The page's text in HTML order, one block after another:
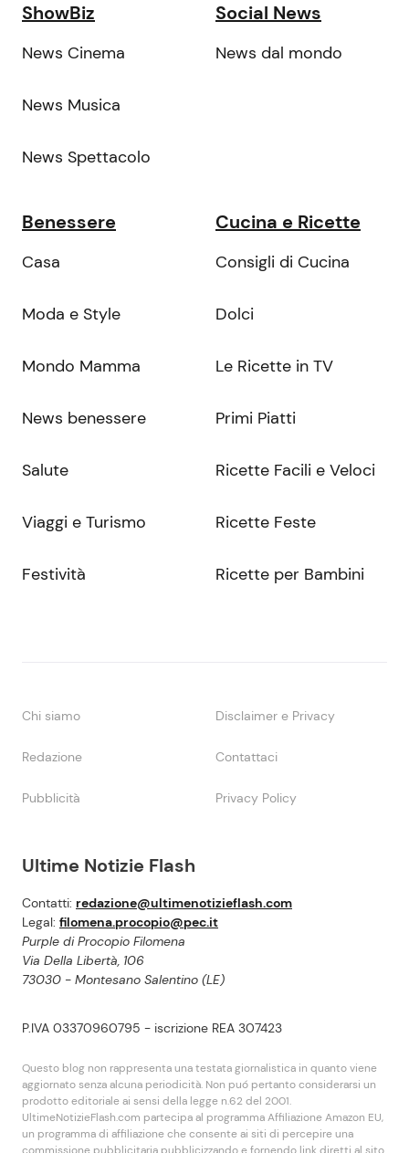
Ultime Notizie Flash
Contatti: redazione@ultimenotizieflash.com
Legal: filomena.procopio@pec.it
Purple di Procopio Filomena
Via Della Libertà, 106
73030 - Montesano Salentino (LE)
P.IVA 03370960795 - iscrizione REA 307423
Questo blog non rappresenta una testata giornalistica in quanto viene
aggiornato senza alcuna periodicità. Non puó pertanto considerarsi un
prodotto editoriale ai sensi della legge n.62 del 2001.
UltimeNotizieFlash.com partecipa al programma Affiliazione Amazon EU,
un programma di affiliazione che consente ai siti di percepire una
ShowBiz
News Cinema
News Musica
News Spettacolo
Social News
News dal mondo
Benessere
Casa
Moda e Style
Mondo Mamma
News benessere
Salute
Viaggi e Turismo
Festività
Cucina e Ricette
Consigli di Cucina
Dolci
Le Ricette in TV
Primi Piatti
Ricette Facili e Veloci
Ricette Feste
Ricette per Bambini
Chi siamo Disclaimer e Privacy
Redazione Contattaci
Pubblicità Privacy Policy